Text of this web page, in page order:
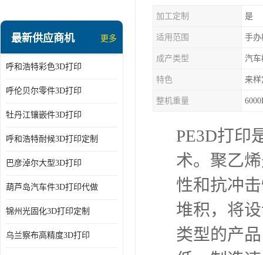
最新供应商机 更多
呼和浩特彩色3D打印
呼伦贝尔零件3D打印
牡丹江镶嵌件3D打印
呼和浩特耐候3D打印定制
巴彦淖尔大型3D打印
葫芦岛汽车件3D打印代做
锦州光固化3D打印定制
乌兰察布高精度3D打印
加工定制 是
适用范围 手办
成产类型 汽车
特色 来样
整机重量
PE3D打印
术。聚乙
性和抗冲
堆积，将
类型的产